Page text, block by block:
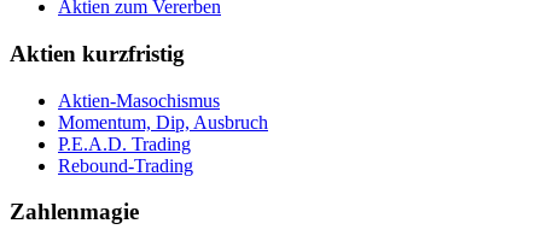
Aktien zum Vererben
Aktien kurzfristig
Aktien-Masochismus
Momentum, Dip, Ausbruch
P.E.A.D. Trading
Rebound-Trading
Zahlenmagie